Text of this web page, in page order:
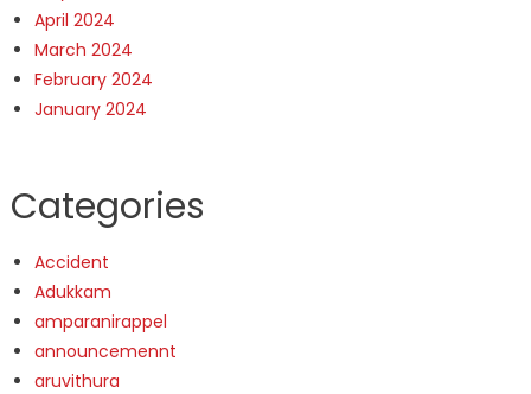
April 2024
March 2024
February 2024
January 2024
Categories
Accident
Adukkam
amparanirappel
announcemennt
aruvithura